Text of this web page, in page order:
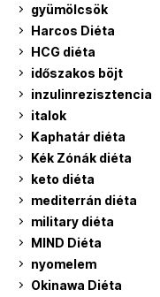
gyümölcsök
Harcos Diéta
HCG diéta
időszakos böjt
inzulinrezisztencia
italok
Kaphatár diéta
Kék Zónák diéta
keto diéta
mediterrán diéta
military diéta
MIND Diéta
nyomelem
Okinawa Diéta